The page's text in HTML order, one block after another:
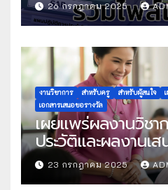
26 กรกฎาคม 2025
งานวิชาการ สำหรับครู สำหรับผู้สนใจ
เอกสารเสนอขอรางวัล
เผยแพร่ผลงานวิชา
ประวัติและผลงานเ
ในโครงการครูดีในด
2568 ครั้งที่ 22
23 กรกฎาคม 2025